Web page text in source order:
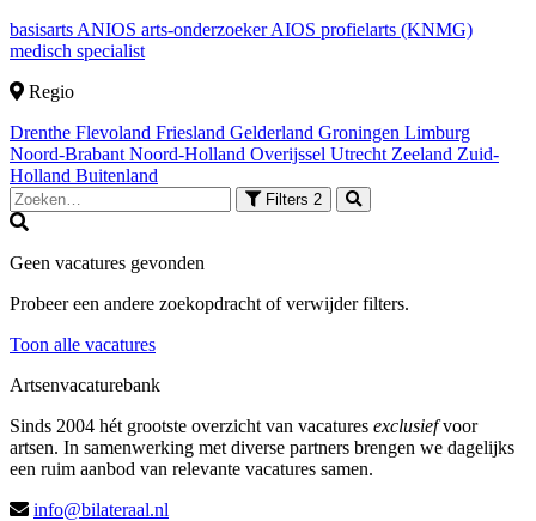
basisarts ANIOS arts-onderzoekerAIOS profielarts (KNMG)
medisch specialist
Regio
Drenthe Flevoland Friesland Gelderland Groningen Limburg
Noord-Brabant Noord-Holland Overijssel Utrecht Zeeland Zuid-
Holland Buitenland
Filters 2
Geen vacatures gevonden
Probeer een andere zoekopdracht of verwijder filters.
Toon alle vacatures
Artsenvacaturebank
Sinds 2004 hét grootste overzicht van vacatures exclusiefvoor
artsen. In samenwerking met diverse partners brengen we dagelijks
een ruim aanbod van relevante vacatures samen.
info@bilateraal.nl